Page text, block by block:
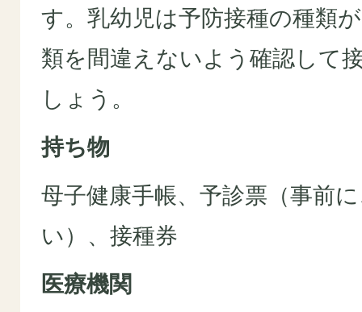
す。乳幼児は予防接種の種類
類を間違えないよう確認して
しょう。
持ち物
母子健康手帳、予診票（事前
い）、接種券
医療機関